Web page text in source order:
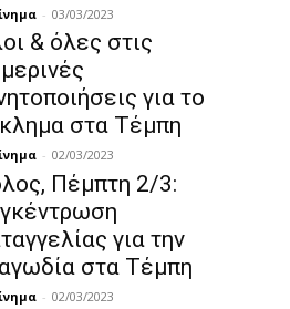
- 03/03/2023
& όλες στις
για τo
στα Τέμπη
- 02/03/2023
Πέμπτη 2/3:
για την
στα Τέμπη
- 02/03/2023